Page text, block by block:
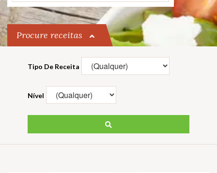
Procure receitas
Tipo De Receita
Nível